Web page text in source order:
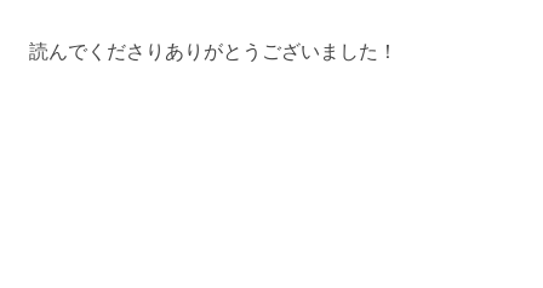
読んでくださりありがとうございました！